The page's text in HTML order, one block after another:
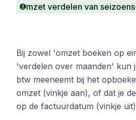
Bij zowel 'omzet boeken op
'verdelen over maanden' kun
btw meeneemt bij het
omzet (vinkje aan), of dat je
op de factuurdatum (vinkje